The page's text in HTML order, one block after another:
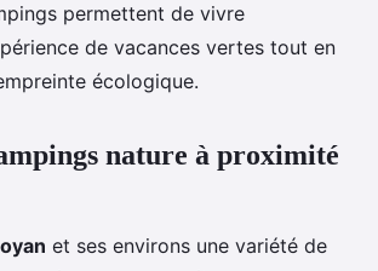
permettent de vivre
de vacances vertes tout en
écologique.
nature à proximité
et ses environs une variété de